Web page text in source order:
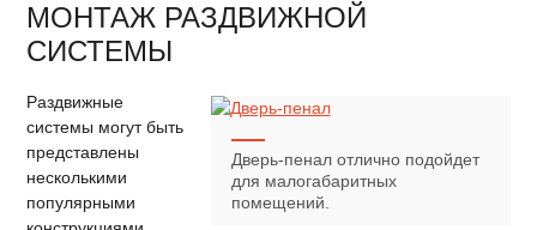
МОНТАЖ РАЗДВИЖНОЙ
СИСТЕМЫ
Дверь-пенал отлично подойдет
для малогабаритных
помещений.
Раздвижные
системы могут быть
представлены
несколькими
популярными